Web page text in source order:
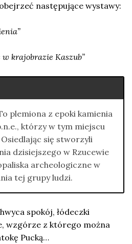
następujące wystawy:
krajobrazie Kaszub”
plemiona z epoki kamienia
którzy w tym miejscu
się stworzyli
dzisiejszego w Rzucewie
archeologiczne w
tej grupy ludzi.
spokój, łódeczki
wzgórze z którego można
Pucką…